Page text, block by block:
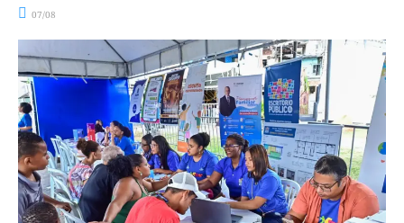
07/08